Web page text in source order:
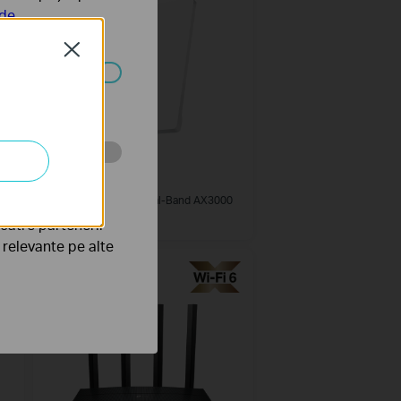
Router Air Wi-Fi 6 Dual-Band AX3000
Close
în
web a
partenerii
pe alte